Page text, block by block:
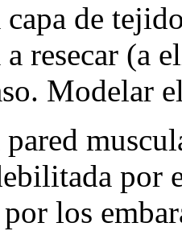
de
resecar (a
Modelar
por
los